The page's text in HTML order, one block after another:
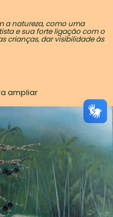
a natureza, como uma
e sua forte ligação com o
crianças, dar visibilidade às
ampliar